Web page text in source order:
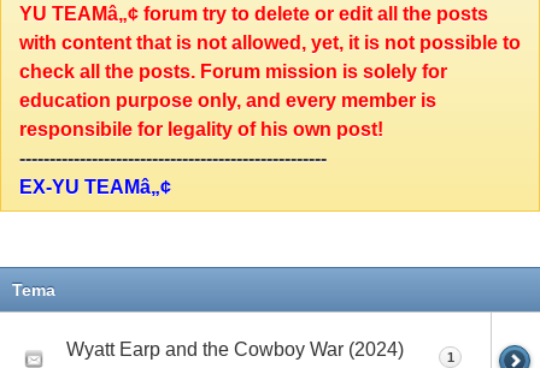
YU TEAMâ„¢ forum try to delete or edit all the posts
with content that is not allowed, yet, it is not possible to
check all the posts. Forum mission is solely for
education purpose only, and every member is
responsibile for legality of his own post!
---------------------------------------------------
EX-YU TEAMâ„¢
Tema
Wyatt Earp and the Cowboy War (2024) 1